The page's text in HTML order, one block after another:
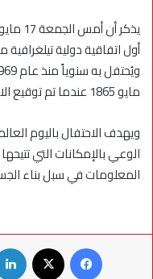
أول اتفاقية دولية تيلغرافية
مايو 1865 عندما تم توقيع الاتفاقية الدولية الأولى للبرق في باريس.
ويهدف الاحتفال باليوم
الوعي بالإمكانات التي
المعلومات في سبل بناء
فيسبوك